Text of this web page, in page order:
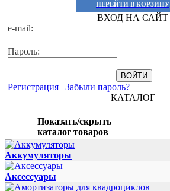
ПЕРЕЙТИ В КОРЗИНУ
ВХОД НА САЙТ
e-mail:
Пароль:
Регистрация | Забыли пароль?
КАТАЛОГ
Показать/скрыть
каталог товаров
Аккумуляторы
Аксессуары